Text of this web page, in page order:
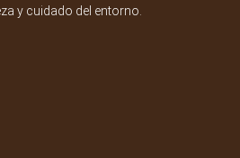
y cuidado del entorno.